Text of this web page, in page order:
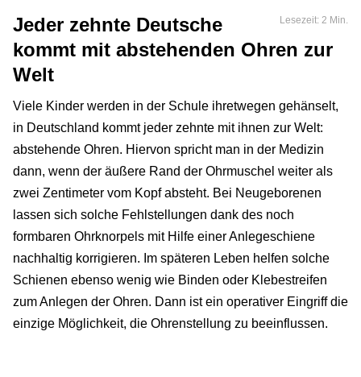
Lesezeit: 2 Min.
Jeder zehnte Deutsche
kommt mit abstehenden Ohren zur
Welt
Viele Kinder werden in der Schule ihretwegen gehänselt,
in Deutschland kommt jeder zehnte mit ihnen zur Welt:
abstehende Ohren. Hiervon spricht man in der Medizin
dann, wenn der äußere Rand der Ohrmuschel weiter als
zwei Zentimeter vom Kopf absteht. Bei Neugeborenen
lassen sich solche Fehlstellungen dank des noch
formbaren Ohrknorpels mit Hilfe einer Anlegeschiene
nachhaltig korrigieren. Im späteren Leben helfen solche
Schienen ebenso wenig wie Binden oder Klebestreifen
zum Anlegen der Ohren. Dann ist ein operativer Eingriff die
einzige Möglichkeit, die Ohrenstellung zu beeinflussen.